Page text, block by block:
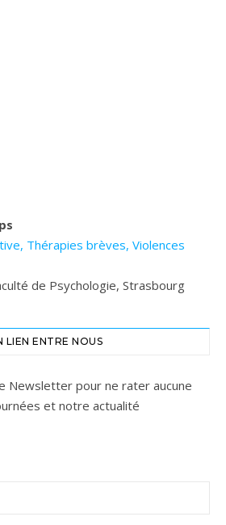
Thérapies brèves, Violences
de Psychologie, Strasbourg
LIEN ENTRE NOUS
Newsletter pour ne rater aucune
et notre actualité